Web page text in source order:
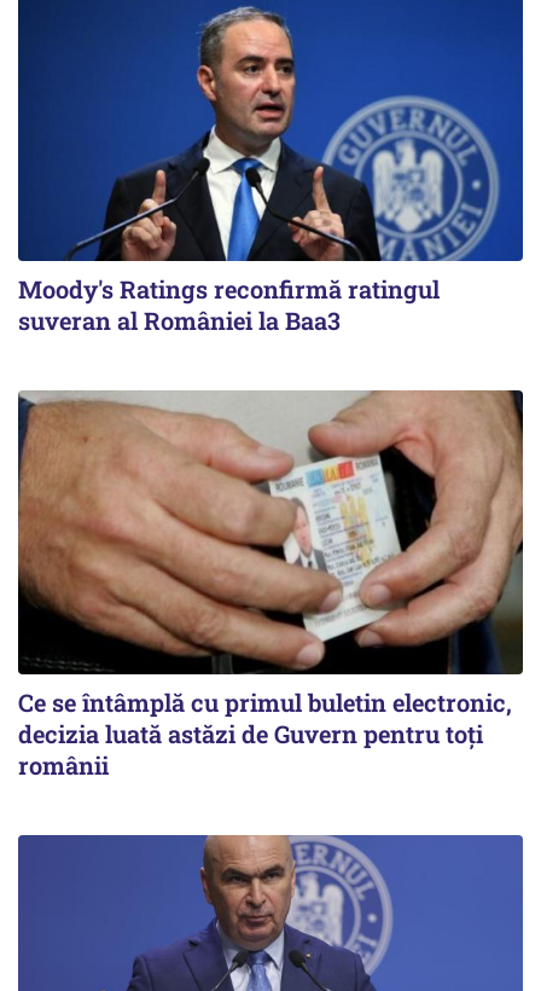
Moody's Ratings reconfirmă ratingul
suveran al României la Baa3
Ce se întâmplă cu primul buletin electronic,
decizia luată astăzi de Guvern pentru toți
românii